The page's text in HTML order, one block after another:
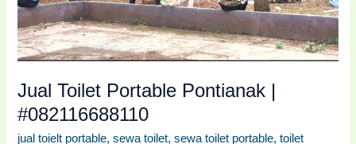
Jual Toilet Portable Pontianak |
#082116688110
jual toielt portable,sewa toilet,sewa toilet portable,toilet